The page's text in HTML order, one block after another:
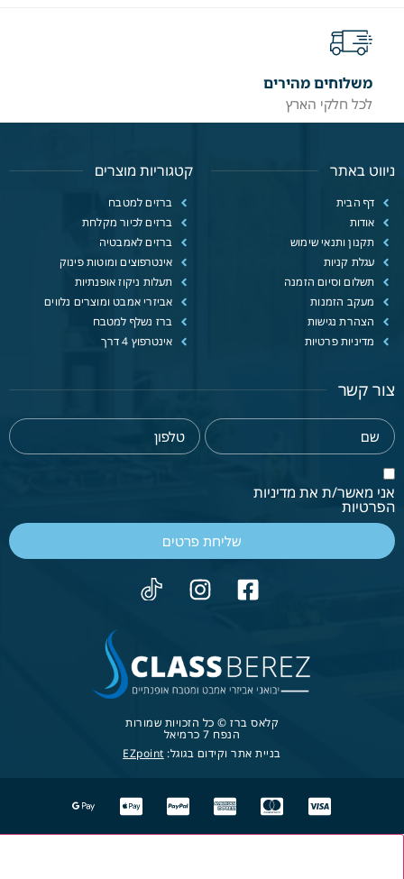
משלוחים מהירים
לכל חלקי הארץ
ניווט באתר
דף הבית
אודות
תקנון ותנאי שימוש
עגלת קניות
תשלום וסיום הזמנה
מעקב הזמנות
הצהרת נגישות
מדיניות פרטיות
קטגוריות מוצרים
ברזים למטבח
ברזים לכיור מקלחת
ברזים לאמבטיה
אינטרפוצים ומוטות פינוק
תעלות ניקוז אופנתיות
אביזרי אמבט ומוצרים נלווים
ברז נשלף למטבח
אינטרפוץ 4 דרך
צור קשר
אני מאשר/ת את מדיניות
הפרטיות
שליחת פרטים
קלאס ברז © כל הזכויות שמורות
הנפח 7 כרמיאל
בניית אתר וקידום בגוגל: EZpoint